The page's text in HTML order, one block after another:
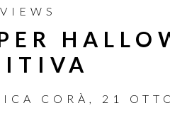
CORÀ 21